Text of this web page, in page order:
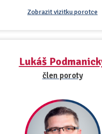
Zobrazit vizitku porotce
Lukáš
člen poroty